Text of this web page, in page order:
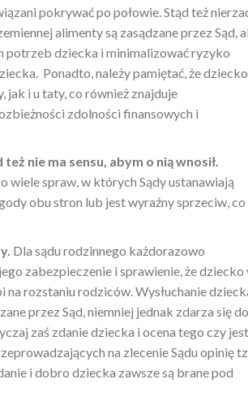
pokrywać po połowie. Stąd też
alimenty są zasądzane przez Sąd,
potrzeb dziecka i minimalizować ryzyko
Ponadto, należy pamiętać, że dziecko
jak i u taty, co również znajduje
zdolności finansowych i
nie ma sensu, abym o nią wnosił.
wiele spraw, w których Sądy ustanawiają
obu stron lub jest wyraźny sprzeciw, co
Dla sądu rodzinnego każdorazowo
zabezpieczenie i sprawienie, że dziecko
rozstaniu rodziców. Wysłuchanie
przez Sąd, niemniej jednak zdarza się
zaś zdanie dziecka i ocena tego czy jest
na zlecenie Sądu opinię
i dobro dziecka zawsze są brane pod